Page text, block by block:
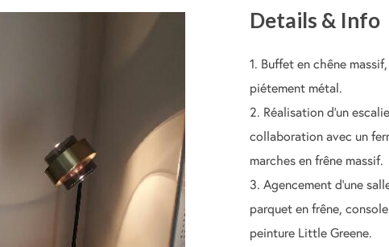
Details & Info
1. Buffet en chêne
piétement métal.
2. Réalisation d’un
collaboration avec un
marches en frêne massif.
3. Agencement d’une
parquet en frêne,
peinture Little Greene.